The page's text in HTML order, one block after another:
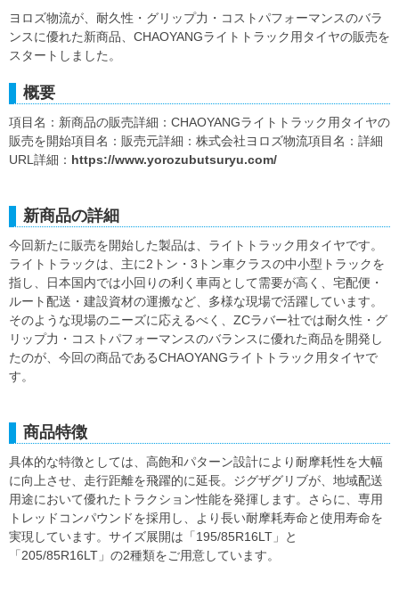
ヨロズ物流が、耐久性・グリップ力・コストパフォーマンスのバラ
ンスに優れた新商品、CHAOYANGライトトラック用タイヤの販売を
スタートしました。
概要
項目名：新商品の販売詳細：CHAOYANGライトトラック用タイヤの
販売を開始項目名：販売元詳細：株式会社ヨロズ物流項目名：詳細
URL詳細： https://www.yorozubutsuryu.com/
新商品の詳細
今回新たに販売を開始した製品は、ライトトラック用タイヤです。
ライトトラックは、主に2トン・3トン車クラスの中小型トラックを
指し、日本国内では小回りの利く車両として需要が高く、宅配便・
ルート配送・建設資材の運搬など、多様な現場で活躍しています。
そのような現場のニーズに応えるべく、ZCラバー社では耐久性・グ
リップ力・コストパフォーマンスのバランスに優れた商品を開発し
たのが、今回の商品であるCHAOYANGライトトラック用タイヤで
す。
商品特徴
具体的な特徴としては、高飽和パターン設計により耐摩耗性を大幅
に向上させ、走行距離を飛躍的に延長。ジグザグリブが、地域配送
用途において優れたトラクション性能を発揮します。さらに、専用
トレッドコンパウンドを採用し、より長い耐摩耗寿命と使用寿命を
実現しています。サイズ展開は「195/85R16LT」と
「205/85R16LT」の2種類をご用意しています。